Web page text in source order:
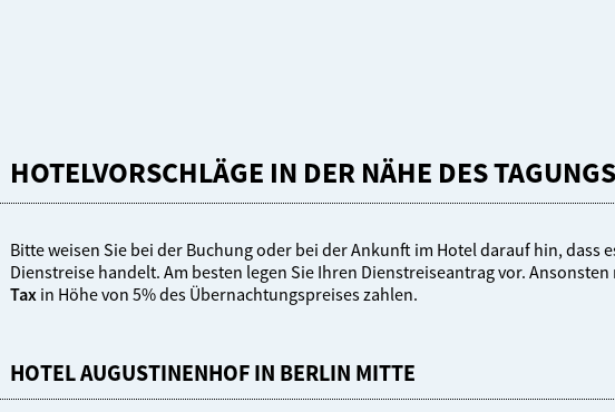
HOTELVORSCHLÄGE IN DER NÄHE DES
Bitte weisen Sie bei der Buchung oder bei der Ankunft im Hotel darauf hin, dass
Dienstreise handelt. Am besten legen Sie Ihren Dienstreiseantrag vor. Ansonsten
Taxin Höhe von 5% des Übernachtungspreises zahlen.
HOTEL AUGUSTINENHOF IN BERLIN MITTE